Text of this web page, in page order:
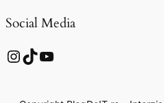
Social Media
InstagramTikTok YouTube